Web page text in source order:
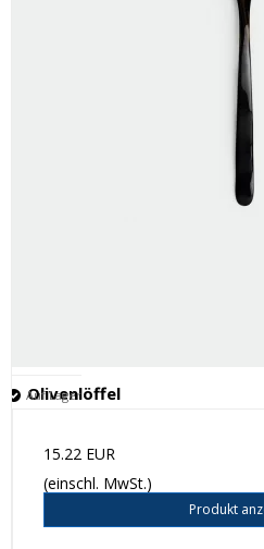
Olivenlöffel
Auf Lager
15.22 EUR
(einschl. MwSt.)
Produkt